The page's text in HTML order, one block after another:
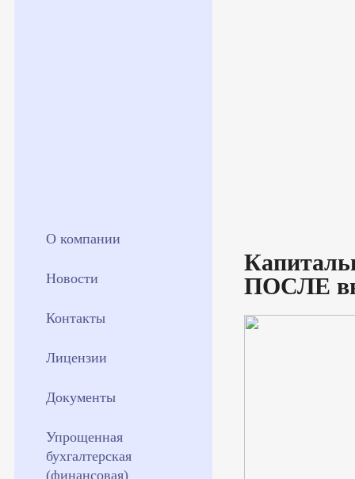
О компании
Новости
Контакты
Лицензии
Документы
Упрощенная
бухгалтерская
(финансовая)
ПОСЛЕ